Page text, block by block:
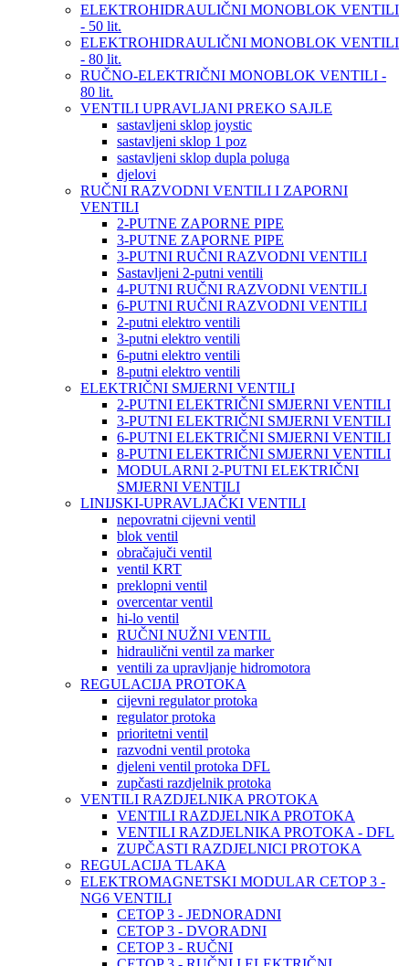
ELEKTROHIDRAULIČNI MONOBLOK VENTILI
- 50 lit.
ELEKTROHIDRAULIČNI MONOBLOK VENTILI
- 80 lit.
RUČNO-ELEKTRIČNI MONOBLOK VENTILI -
80 lit.
VENTILI UPRAVLJANI PREKO SAJLE
sastavljeni sklop joystic
sastavljeni sklop 1 poz
sastavljeni sklop dupla poluga
djelovi
RUČNI RAZVODNI VENTILI I ZAPORNI
VENTILI
2-PUTNE ZAPORNE PIPE
3-PUTNE ZAPORNE PIPE
3-PUTNI RUČNI RAZVODNI VENTILI
Sastavljeni 2-putni ventili
4-PUTNI RUČNI RAZVODNI VENTILI
6-PUTNI RUČNI RAZVODNI VENTILI
2-putni elektro ventili
3-putni elektro ventili
6-putni elektro ventili
8-putni elektro ventili
ELEKTRIČNI SMJERNI VENTILI
2-PUTNI ELEKTRIČNI SMJERNI VENTILI
3-PUTNI ELEKTRIČNI SMJERNI VENTILI
6-PUTNI ELEKTRIČNI SMJERNI VENTILI
8-PUTNI ELEKTRIČNI SMJERNI VENTILI
MODULARNI 2-PUTNI ELEKTRIČNI
SMJERNI VENTILI
LINIJSKI-UPRAVLJAČKI VENTILI
nepovratni cijevni ventil
blok ventil
obračajuči ventil
ventil KRT
preklopni ventil
overcentar ventil
hi-lo ventil
RUČNI NUŽNI VENTIL
hidraulični ventil za marker
ventili za upravljanje hidromotora
REGULACIJA PROTOKA
cijevni regulator protoka
regulator protoka
prioritetni ventil
razvodni ventil protoka
djeleni ventil protoka DFL
zupčasti razdjelnik protoka
VENTILI RAZDJELNIKA PROTOKA
VENTILI RAZDJELNIKA PROTOKA
VENTILI RAZDJELNIKA PROTOKA - DFL
ZUPČASTI RAZDJELNICI PROTOKA
REGULACIJA TLAKA
ELEKTROMAGNETSKI MODULAR CETOP 3 -
NG6 VENTILI
CETOP 3 - JEDNORADNI
CETOP 3 - DVORADNI
CETOP 3 - RUČNI